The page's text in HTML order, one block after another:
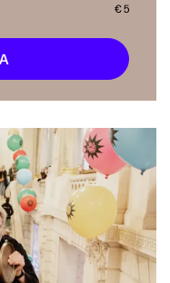
€ 5